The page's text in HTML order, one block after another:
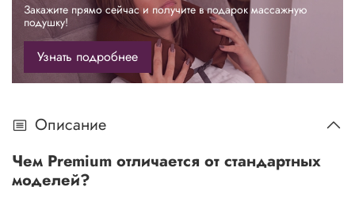
Закажите прямо сейчас и получите в подарок массажную
подушку!
Узнать подробнее
Описание
Чем Premium отличается от стандартных
моделей?